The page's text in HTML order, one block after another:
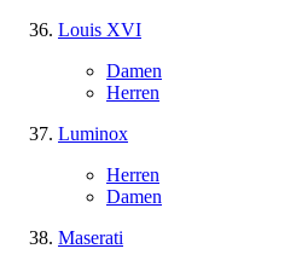
Louis XVI
Damen
Herren
Luminox
Herren
Damen
Maserati